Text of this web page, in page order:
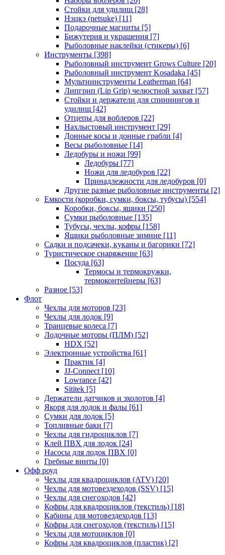
Стойки для удилищ [28]
Нэцкэ (netsuke) [11]
Подарочные магниты [5]
Бижутерия и украшения [7]
Рыболовные наклейки (стикеры) [6]
Инструменты [398]
Рыболовный инструмент Grows Culture [20]
Рыболовный инструмент Kosadaka [45]
Мультиинструменты Leatherman [64]
Липгрип (Lip Grip) челюстной захват [57]
Стойки и держатели для спиннингов и
удилищ [42]
Отцепы для воблеров [22]
Нахлыстовый инструмент [29]
Донные косы и донные грабли [4]
Весы рыболовные [14]
Ледобуры и ножи [99]
Ледобуры [77]
Ножи для ледобуров [22]
Принадлежности для ледобуров [0]
Другие разные рыболовные инструменты [2]
Емкости (коробки, сумки, боксы, тубусы) [554]
Коробки, боксы, ящики [250]
Сумки рыболовные [135]
Тубусы, чехлы, кофры [158]
Ящики рыболовные зимние [11]
Садки и подсачеки, куканы и багорики [72]
Туристическое снаряжение [63]
Посуда [63]
Термосы и термокружки,
термоконтейнеры [63]
Разное [53]
Флот
Чехлы для моторов [23]
Чехлы для лодок [9]
Транцевые колеса [7]
Лодочные моторы (ПЛМ) [52]
HDX [52]
Электронные устройства [61]
Практик [4]
JJ-Connect [10]
Lowrance [42]
Sititek [5]
Держатели датчиков и эхолотов [4]
Якоря для лодок и фалы [61]
Сумки для лодок [5]
Топливные баки [7]
Чехлы для гидроциклов [7]
Клей ПВХ для лодок [24]
Насосы для лодок ПВХ [0]
Гребные винты [0]
Офф роуд
Чехлы для квадроциклов (ATV) [20]
Чехлы для мотовездеходов (SSV) [15]
Чехлы для снегоходов [42]
Кофры для квадроциклов (текстиль) [18]
Кабины для мотовездеходов [13]
Кофры для снегоходов (текстиль) [15]
Чехлы для мотоциклов [0]
Кофры для квадроциклов (пластик) [2]